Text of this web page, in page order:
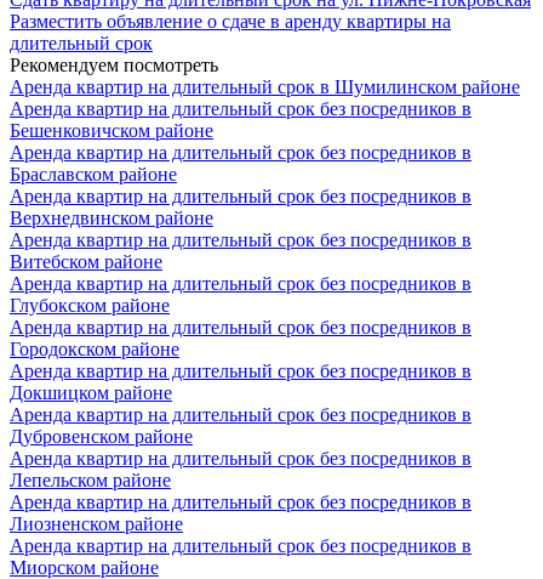
Разместить объявление о сдаче в аренду квартиры на
длительный срок
Рекомендуем посмотреть
Аренда квартир на длительный срок в Шумилинском районе
Аренда квартир на длительный срок без посредников в
Бешенковичском районе
Аренда квартир на длительный срок без посредников в
Браславском районе
Аренда квартир на длительный срок без посредников в
Верхнедвинском районе
Аренда квартир на длительный срок без посредников в
Витебском районе
Аренда квартир на длительный срок без посредников в
Глубокском районе
Аренда квартир на длительный срок без посредников в
Городокском районе
Аренда квартир на длительный срок без посредников в
Докшицком районе
Аренда квартир на длительный срок без посредников в
Дубровенском районе
Аренда квартир на длительный срок без посредников в
Лепельском районе
Аренда квартир на длительный срок без посредников в
Лиозненском районе
Аренда квартир на длительный срок без посредников в
Миорском районе